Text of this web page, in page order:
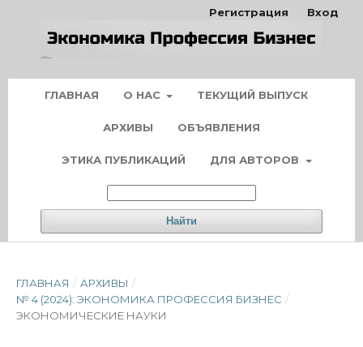
ГЛАВНАЯ О НАС ТЕКУЩИЙ ВЫПУСК
АРХИВЫ ОБЪЯВЛЕНИЯ
ЭТИКА ПУБЛИКАЦИЙ ДЛЯ АВТОРОВ
Найти
Регистрация Вход
ГЛАВНАЯ / АРХИВЫ /
№ 4 (2024): ЭКОНОМИКА ПРОФЕССИЯ БИЗНЕС /
ЭКОНОМИЧЕСКИЕ НАУКИ